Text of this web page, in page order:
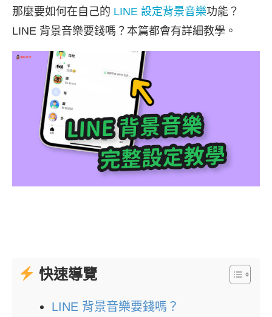
那麼要如何在自己的 LINE 設定背景音樂功能？
LINE 背景音樂要錢嗎？本篇都會有詳細教學。
快速導覽
LINE 背景音樂要錢嗎？